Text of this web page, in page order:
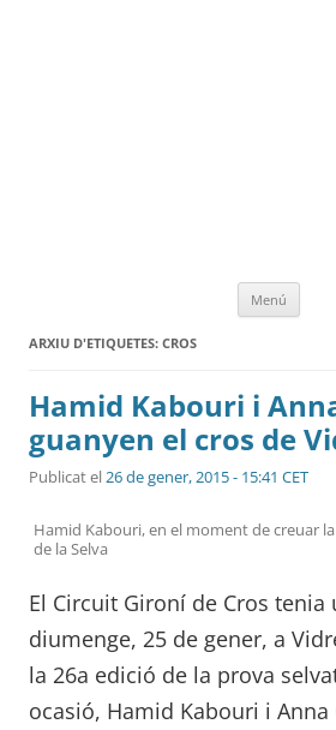
Menú
ARXIU D'ETIQUETES: CROS
Hamid Kabouri i
guanyen el cros de
Publicat el26 de gener, 2015 - 15:41 CET
Hamid Kabouri, en el moment de creuar
de la Selva
El Circuit Gironí de Cros tenia
diumenge, 25 de gener, a
la 26a edició de la prova
ocasió, Hamid Kabouri i Anna